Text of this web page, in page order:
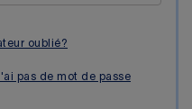
oublié?
pas de mot de passe